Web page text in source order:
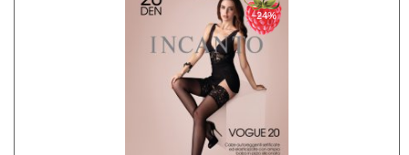
−24%